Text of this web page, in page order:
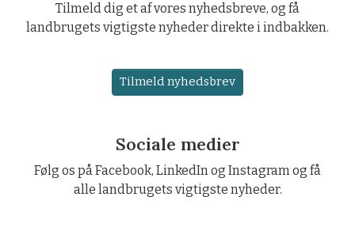
Tilmeld dig et af vores nyhedsbreve, og få
landbrugets vigtigste nyheder direkte i indbakken.
Tilmeld nyhedsbrev
Sociale medier
Følg os på Facebook, LinkedIn og Instagram og få
alle landbrugets vigtigste nyheder.